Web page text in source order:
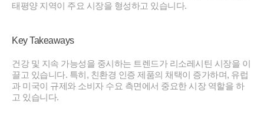
태평양 지역이 주요 시장을 형성하고 있습니다.
Key Takeaways
건강 및 지속 가능성을 중시하는 트렌드가 리소레시틴 시장을 이
끌고 있습니다. 특히, 친환경 인증 제품의 채택이 증가하며, 유럽
과 미국이 규제와 소비자 수요 측면에서 중요한 시장 역할을 하
고 있습니다.